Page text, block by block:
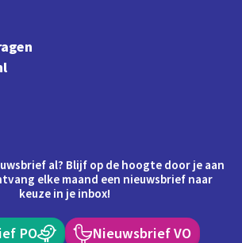
al? Blijf op de hoogte door je aan
elke maand een nieuwsbrief naar
keuze in je inbox!
PO Nieuwsbrief VO